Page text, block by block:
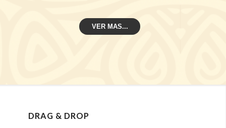
VER MAS...
DRAG & DROP